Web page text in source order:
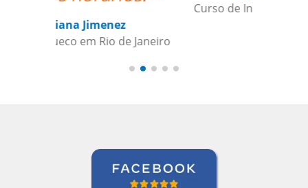
Curso de Inglês em Rio de Janeiro